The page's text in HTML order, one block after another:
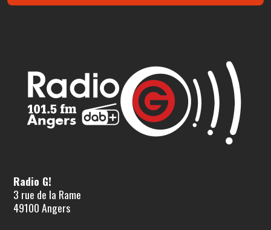
Radio G!
3 rue de la Rame
49100 Angers